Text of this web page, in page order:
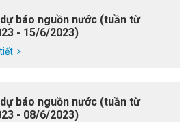
báo nguồn nước (tuần từ
- 15/6/2023)
báo nguồn nước (tuần từ
- 08/6/2023)